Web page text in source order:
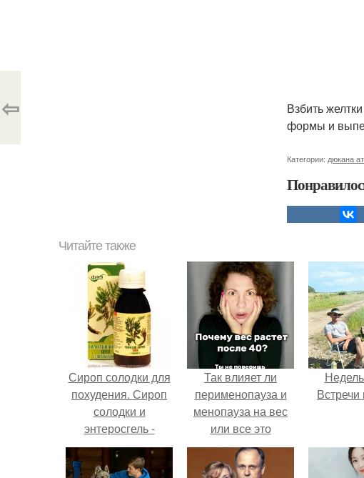
Взбить
формы и
Категории: дюкана
⇦
Читайте также
Сироп солодки для
похудения. Сироп
солодки и
энтеросгель -
чистка
лимфосистемы.
Так влияет ли
перименопауза и
менопауза на вес
или все это
ерунда?
Встречи